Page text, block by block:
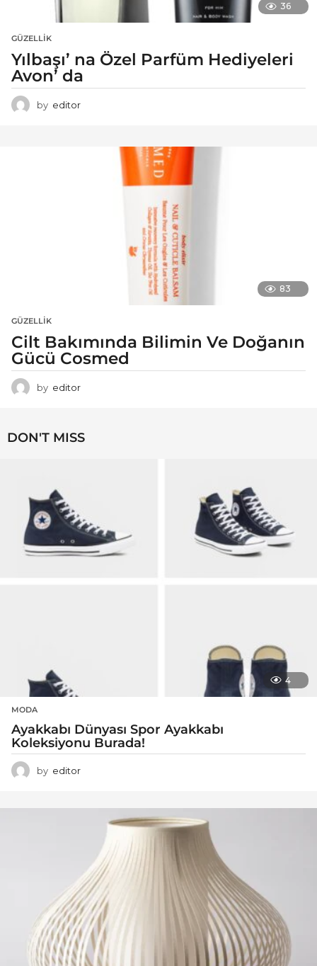
36
GÜZELLIK
Yılbaşı’ na Özel Parfüm Hediyeleri
Avon’ da
by editor
83
GÜZELLIK
Cilt Bakımında Bilimin Ve Doğanın
Gücü Cosmed
by editor
DON'T MISS
4
MODA
Ayakkabı Dünyası Spor Ayakkabı
Koleksiyonu Burada!
by editor